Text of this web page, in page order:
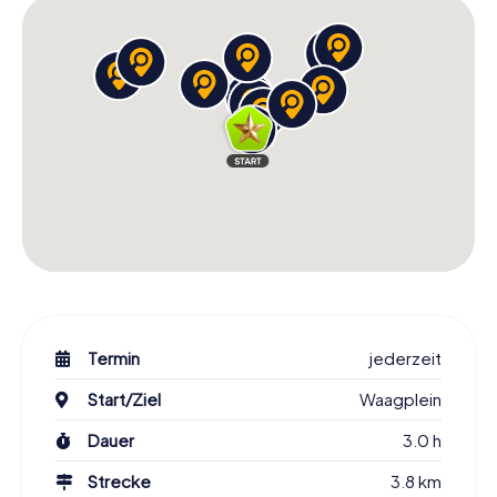
Sehenswürdigkeiten entdeckt, sondern auch unbekannte
Ecken und versteckte Schätze der Stadt kennengelernt.
Mit jeder gelösten Aufgabe sammelt ihr Punkte und könnt
euch mit anderen Teams messen, die ebenfalls an der
Schnitzeljagd teilgenommen haben.
Lasst euch auf dieses Abenteuer ein und erlebt
Leeuwarden auf eine ganz besondere Art. Die
Leeuwardens zu entdecken? Dann startet eure
Termin
jederzeit
Start/Ziel
Waagplein
Dauer
3.0 h
Strecke
3.8 km